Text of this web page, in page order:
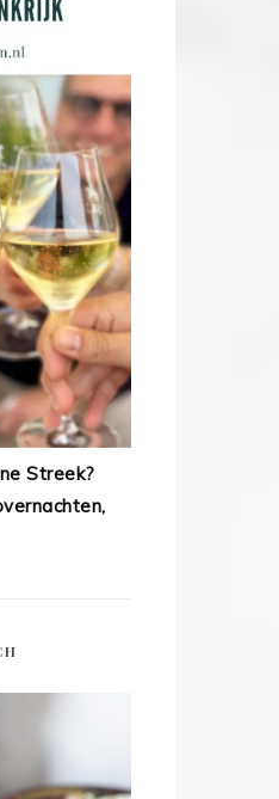
Streek?